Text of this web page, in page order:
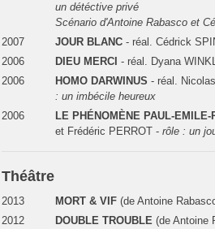
un détéctive privé
Scénario d'Antoine Rabasco et
2007
JOUR BLANC - réal. Cédrick
2006
DIEU MERCI - réal. Dyana
2006
HOMO DARWINUS - réal.
: un imbécile heureux
2006
LE PHÉNOMÈNE PAUL-EMILE-
et Frédéric PERROT -rôle : un
Théâtre
2013 MORT & VIF (de Antoine
2012
DOUBLE TROUBLE (de Antoine